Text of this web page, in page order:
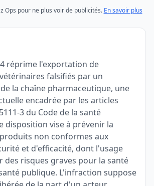
Ops pour ne plus voir de publicités. En savoir plus
réprime l'exportation de
falsifiés par un
la chaîne pharmaceutique, une
encadrée par les articles
3 du Code de la santé
disposition vise à prévenir la
non conformes aux
et d'efficacité, dont l'usage
des risques graves pour la santé
publique. L'infraction suppose